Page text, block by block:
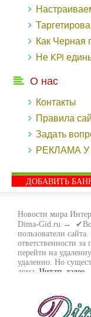
Настраиваем
Таргетированная
Как Черная пятница во
Не KPI едиными:
О нас
Контакты
Правила
Задать
РЕКЛАМА
ДОБАВИТЬ
Новости мира
Dima-Gid.ru.→ ✔Все
пользователи
ответственности
перейти на
удаленно. Но
дома. Читать далее...
много. Все зависит
вам придётся по